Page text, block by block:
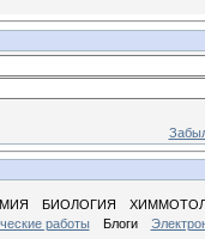
БИОЛОГИЯ
работы
Блоги